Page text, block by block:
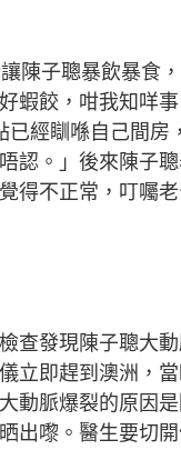
陳子聰暴飲暴食，
蝦餃，咁我知咩事
經瞓喺自己間房，
認。」後來陳子
得不正常，叮囑
查發現陳子聰大
立即趕到澳洲，
動脈爆裂的原因
出嚟。醫生要切